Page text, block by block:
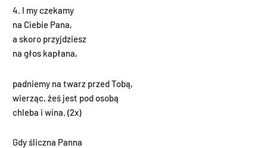
4. I my czekamy
na Ciebie Pana,
a skoro przyjdziesz
na głos kapłana,
padniemy na twarz przed Tobą,
wierząc, żeś jest pod osobą
chleba i wina. (2x)
Gdy śliczna Panna